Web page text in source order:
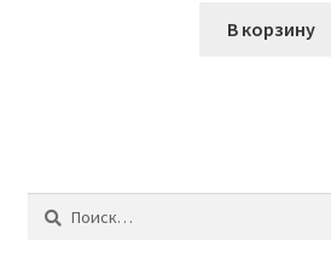
В корзину
Найти: